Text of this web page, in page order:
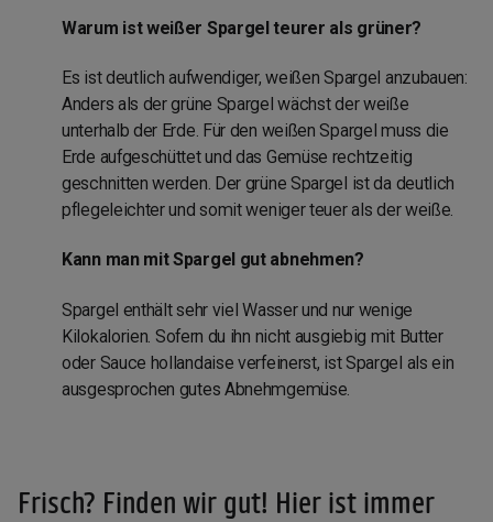
Warum ist weißer Spargel teurer als grüner?
Es ist deutlich aufwendiger, weißen Spargel anzubauen:
Anders als der grüne Spargel wächst der weiße
unterhalb der Erde. Für den weißen Spargel muss die
Erde aufgeschüttet und das Gemüse rechtzeitig
geschnitten werden. Der grüne Spargel ist da deutlich
pflegeleichter und somit weniger teuer als der weiße.
Kann man mit Spargel gut abnehmen?
Spargel enthält sehr viel Wasser und nur wenige
Kilokalorien. Sofern du ihn nicht ausgiebig mit Butter
oder Sauce hollandaise verfeinerst, ist Spargel als ein
ausgesprochen gutes Abnehmgemüse.
Frisch? Finden wir gut! Hier ist immer